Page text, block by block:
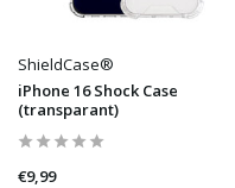
ShieldCase®
iPhone 16 Shock Case
(transparant)
€9,99